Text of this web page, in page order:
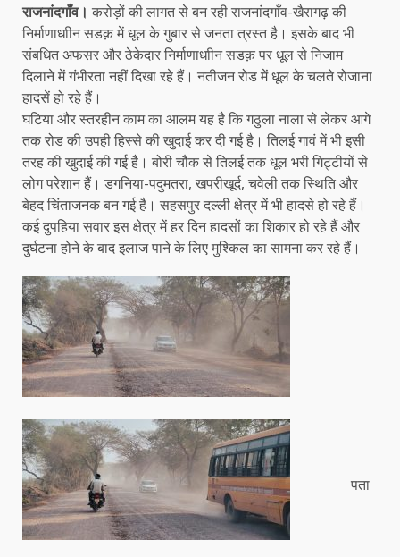
राजनांदगाँव। करोड़ों की लागत से बन रही राजनांदगाँव-खैरागढ़ की
निर्माणाधाीन सडक़ में धूल के गुबार से जनता त्रस्त है। इसके बाद भी
संबधित अफसर और ठेकेदार निर्माणाधाीन सडक़ पर धूल से निजाम
दिलाने में गंभीरता नहीं दिखा रहे हैं। नतीजन रोड में धूल के चलते रोजाना
हादसें हो रहे हैं।
घटिया और स्तरहीन काम का आलम यह है कि गठुला नाला से लेकर आगे
तक रोड की उपही हिस्से की खुदाई कर दी गई है। तिलई गावं में भी इसी
तरह की खुदाई की गई है। बोरी चौक से तिलई तक धूल भरी गिट्टीयों से
लोग परेशान हैं। डगनिया-पदुमतरा, खपरीखूर्द, चवेली तक स्थिति और
बेहद चिंताजनक बन गई है। सहसपुर दल्ली क्षेत्र में भी हादसे हो रहे हैं।
कई दुपहिया सवार इस क्षेत्र में हर दिन हादसों का शिकार हो रहे हैं और
दुर्घटना होने के बाद इलाज पाने के लिए मुश्किल का सामना कर रहे हैं।
पता